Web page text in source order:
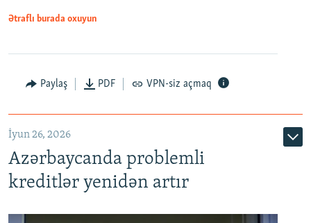
Auto 240p 360p 480p
720p 1080p
Ətraflı burada oxuyun
Paylaş PDF VPN-siz açmaq
İyun 26, 2026
Azərbaycanda problemli
kreditlər yenidən artır